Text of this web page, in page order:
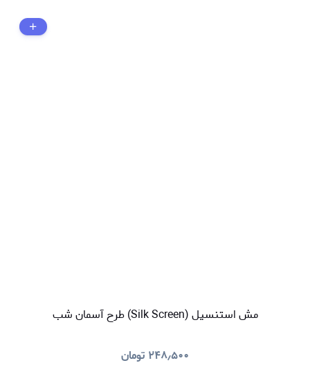
مش استنسیل (Silk Screen) طرح آسمان شب
۲۴۸٫۵۰۰ تومان